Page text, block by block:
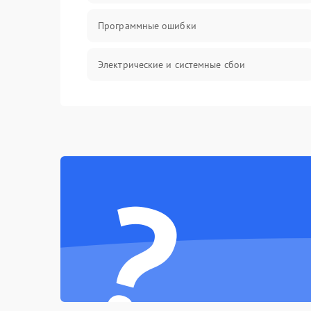
Программные ошибки
Электрические и системные сбои
Система охлаждения
?